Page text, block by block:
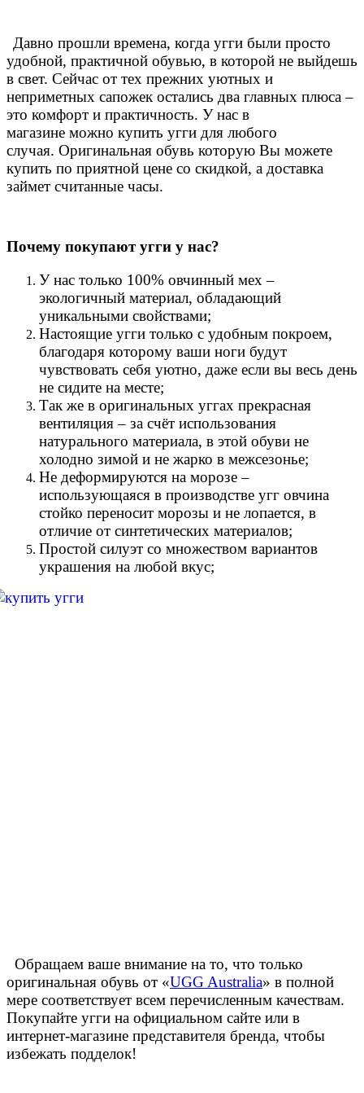
Давно прошли времена, когда угги были просто
удобной, практичной обувью, в которой не выйдешь
в свет. Сейчас от тех прежних уютных и
неприметных сапожек остались два главных плюса –
это комфорт и практичность. У нас в
магазине можно купить угги для любого
случая. Оригинальная обувь которую Вы можете
купить по приятной цене со скидкой, а доставка
займет считанные часы.
Почему покупают угги у нас?
У нас только 100% овчинный мех –
экологичный материал, обладающий
уникальными свойствами;
Настоящие угги только с удобным покроем,
благодаря которому ваши ноги будут
чувствовать себя уютно, даже если вы весь день
не сидите на месте;
Так же в оригинальных уггах прекрасная
вентиляция – за счёт использования
натурального материала, в этой обуви не
холодно зимой и не жарко в межсезонье;
Не деформируются на морозе –
использующаяся в производстве угг овчина
стойко переносит морозы и не лопается, в
отличие от синтетических материалов;
Простой силуэт со множеством вариантов
украшения на любой вкус;
Обращаем ваше внимание на то, что только
оригинальная обувь от «UGG Australia» в полной
мере соответствует всем перечисленным качествам.
Покупайте угги на официальном сайте или в
интернет-магазине представителя бренда, чтобы
избежать подделок!